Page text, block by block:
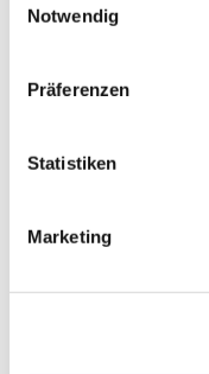
Notwendig
Präferenzen
Statistiken
Marketing
NAVIGATION
Diakonische Seelsorge
Kirchenmusikinstitut